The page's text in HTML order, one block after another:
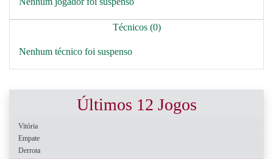
Técnicos (0)
Nenhum técnico foi suspenso
Últimos 12 Jogos
Vitória
Empate
Derrota